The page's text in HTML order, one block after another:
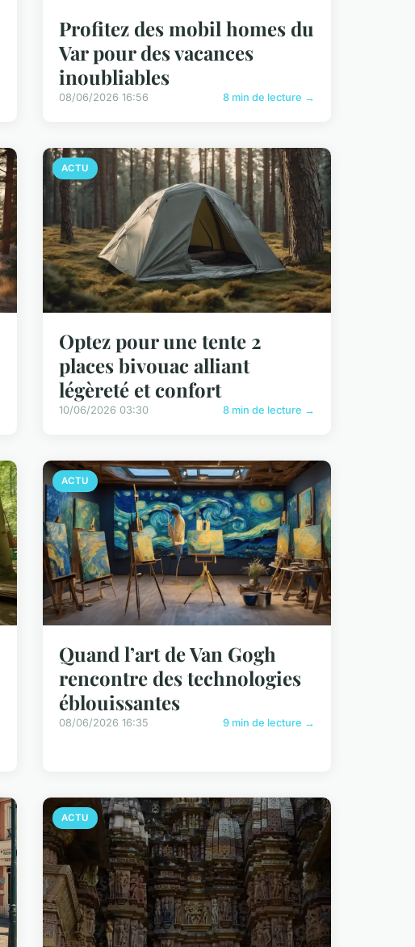
Profitez des mobil homes du
Var pour des vacances
inoubliables
08/06/2026 16:56 8 min de lecture →
ACTU
Optez pour une tente 2
places bivouac alliant
légèreté et confort
10/06/2026 03:30 8 min de lecture →
ACTU
Quand l’art de Van Gogh
rencontre des technologies
éblouissantes
08/06/2026 16:35 9 min de lecture →
ACTU